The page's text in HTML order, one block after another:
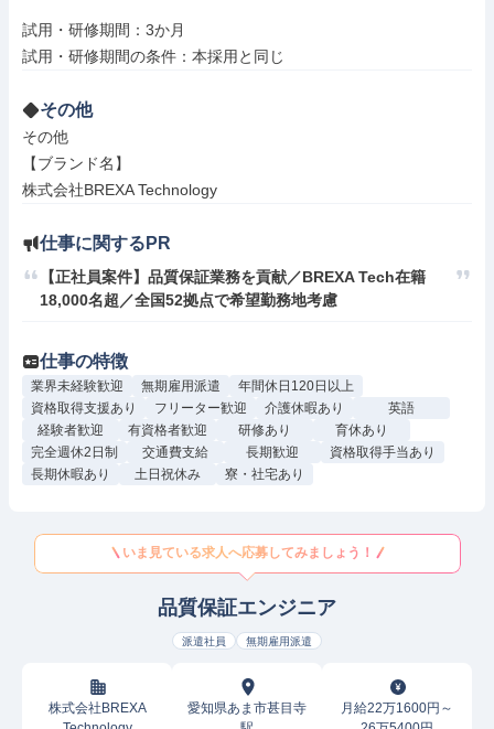
試用・研修期間：3か月
その他
その他
【ブランド名】
株式会社BREXA Technology
仕事に関するPR
【正社員案件】品質保証業務を貢献／BREXA Tech在籍
18,000名超／全国52拠点で希望勤務地考慮
仕事の特徴
業界未経験歓迎 無期雇用派遣
年間休日120日以上
資格取得支援あり
フリーター歓迎 介護休暇あり
英語
経験者歓迎
有資格者歓迎 研修あり
育休あり
完全週休2日制
交通費支給 長期歓迎
資格取得手当あり
長期休暇あり
土日祝休み 寮・社宅あり
いま見ている求人へ応募してみましょう！
品質保証エンジニア
派遣社員 無期雇用派遣
株式会社BREXA
愛知県あま市甚目寺
月給22万1600円～